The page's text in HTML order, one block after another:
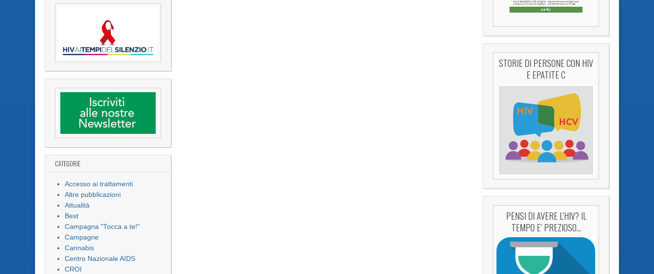
CATEGORIE
Accesso ai trattamenti
Altre pubblicazioni
Attualità
Best
Campagna "Tocca a te!"
Campagne
Cannabis
Centro Nazionale AIDS
CROI
STORIE DI PERSONE CON HIV
E EPATITE C
PENSI DI AVERE L’HIV? IL
TEMPO E’ PREZIOSO…